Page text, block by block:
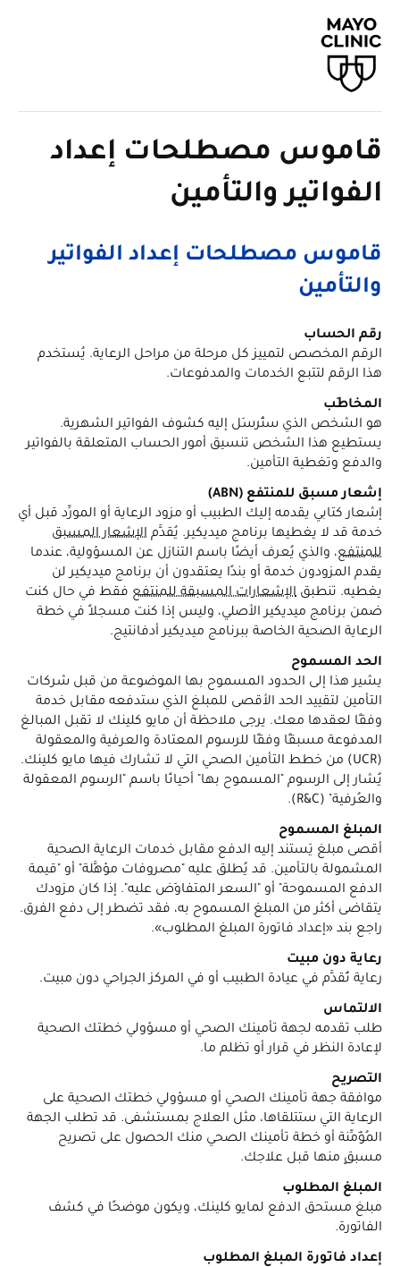
قاموس مصطلحات إعداد
الفواتير والتأمين
قاموس مصطلحات إعداد الفواتير
والتأمين
رقم الحساب
الرقم المخصص لتمييز كل مرحلة من مراحل الرعاية. يُستخدم
هذا الرقم لتتبع الخدمات والمدفوعات.
المخاطَب
هو الشخص الذي ستُرسَل إليه كشوف الفواتير الشهرية.
يستطيع هذا الشخص تنسيق أمور الحساب المتعلقة بالفواتير
والدفع وتغطية التأمين.
إشعار مسبق للمنتفع (ABN)
إشعار كتابي يقدمه إليك الطبيب أو مزود الرعاية أو المورِّد قبل أي
خدمة قد لا يغطيها برنامج ميديكير. يُقدَّم الإشعار المسبق
للمنتفع، والذي يُعرف أيضًا باسم التنازل عن المسؤولية، عندما
يقدم المزودون خدمة أو بندًا يعتقدون أن برنامج ميديكير لن
يغطيه. تنطبق الإشعارات المسبقة للمنتفع فقط في حال كنت
ضمن برنامج ميديكير الأصلي، وليس إذا كنت مسجلاً في خطة
الرعاية الصحية الخاصة ببرنامج ميديكير أدفانتيج.
الحد المسموح
يشير هذا إلى الحدود المسموح بها الموضوعة من قبل شركات
التأمين لتقييد الحد الأقصى للمبلغ الذي ستدفعه مقابل خدمة
وفقًا لعقدها معك. يرجى ملاحظة أن مايو كلينك لا تقبل المبالغ
المدفوعة مسبقًا وفقًا للرسوم المعتادة والعرفية والمعقولة
(UCR) من خطط التأمين الصحي التي لا تشارك فيها مايو كلينك.
يُشار إلى الرسوم "المسموح بها" أحيانًا باسم "الرسوم المعقولة
والعُرفية" (R&C).
المبلغ المسموح
أقصى مبلغ يَستند إليه الدفع مقابل خدمات الرعاية الصحية
المشمولة بالتأمين. قد يُطلق عليه "مصروفات مؤهَّلة" أو "قيمة
الدفع المسموحة" أو "السعر المتفاوَض عليه". إذا كان مزودك
يتقاضى أكثر من المبلغ المسموح به، فقد تضطر إلى دفع الفرق.
راجع بند «إعداد فاتورة المبلغ المطلوب».
رعاية دون مبيت
رعاية تُقدَّم في عيادة الطبيب أو في المركز الجراحي دون مبيت.
الالتماس
طلب تقدمه لجهة تأمينك الصحي أو مسؤولي خطتك الصحية
لإعادة النظر في قرار أو تظلم ما.
التصريح
موافقة جهة تأمينك الصحي أو مسؤولي خطتك الصحية على
الرعاية التي ستتلقاها، مثل العلاج بمستشفى. قد تطلب الجهة
المُؤَمِّنة أو خطة تأمينك الصحي منك الحصول على تصريح
مسبقٍ منها قبل علاجك.
المبلغ المطلوب
مبلغ مستحق الدفع لمايو كلينك، ويكون موضحًا في كشف
الفاتورة.
إعداد فاتورة المبلغ المطلوب